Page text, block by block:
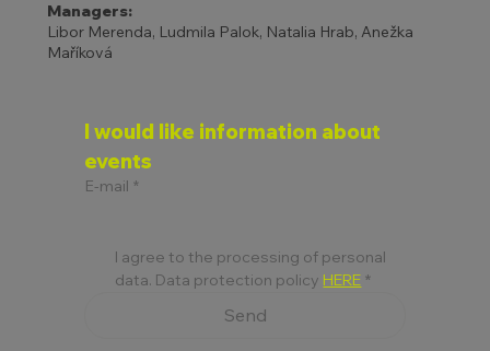
Managers:
Libor Merenda, Ludmila Palok, Natalia Hrab, Anežka
Maříková
I would like information about
events
E-mail *
I agree to the processing of personal
data. Data protection policy HERE *
Send